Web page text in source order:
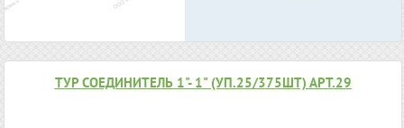
ТУР СОЕДИНИТЕЛЬ 1"- 1" (УП.25/375ШТ) АРТ.29